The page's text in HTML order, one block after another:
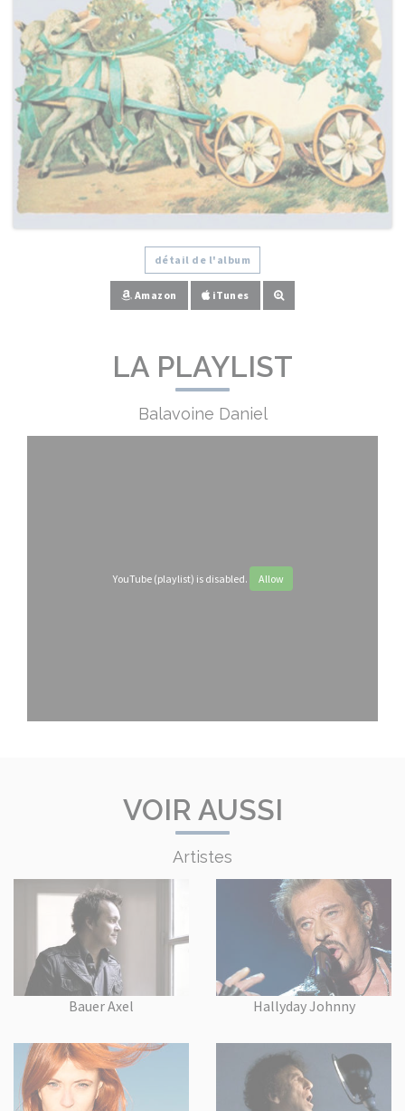
détail de l'album
Amazon iTunes
LA PLAYLIST
Balavoine Daniel
YouTube (playlist) is disabled. Allow
VOIR AUSSI
Artistes
Bauer Axel Hallyday Johnny